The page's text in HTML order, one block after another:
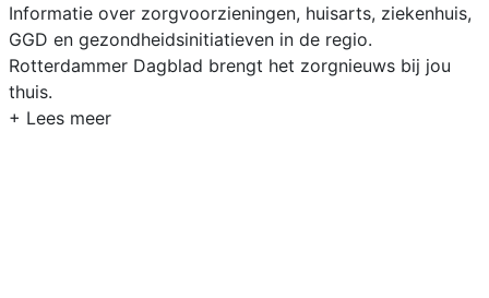
Informatie over zorgvoorzieningen, huisarts, ziekenhuis,
GGD en gezondheidsinitiatieven in de regio.
Rotterdammer Dagblad brengt het zorgnieuws bij jou
thuis.